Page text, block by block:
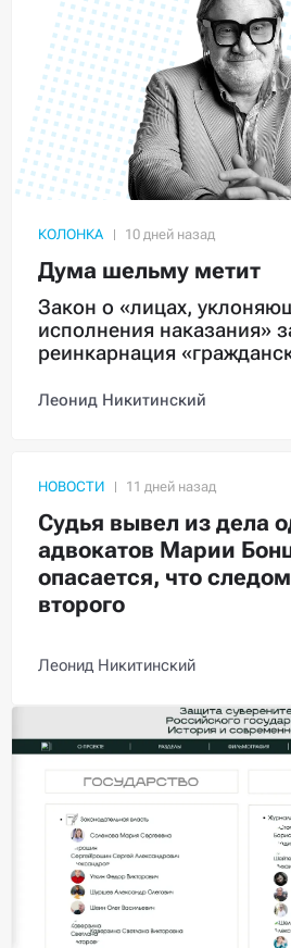
КОЛОНКА
Дума шельму метит
Закон о «лицах,
исполнения наказания»
реинкарнация
Леонид Никитинский
НОВОСТИ
Судья вывел из дела
адвокатов Марии
опасается, что
второго
Леонид Никитинский